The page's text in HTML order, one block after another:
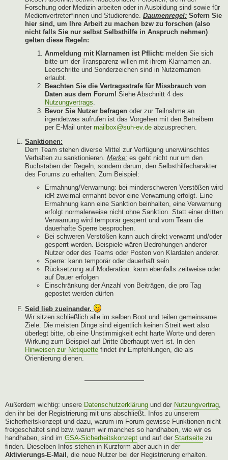
Forschung oder Medizin arbeiten oder in Ausbildung sind sowie für
Medienvertreter*innen und Studierende. Daumenregel: Sofern Sie
hier sind, um Ihre Arbeit zu machen bzw zu forschen (also
nicht falls Sie nur selbst Selbsthilfe in Anspruch nehmen)
gelten diese Regeln:
Anmeldung mit Klarnamen ist Pflicht: melden Sie sich
bitte um der Transparenz willen mit ihrem Klarnamen an.
Leerschritte und Sonderzeichen sind in Nutzernamen
erlaubt.
Beachten Sie die Vertragsstrafe für Missbrauch von
Daten aus dem Forum! Siehe Abschnitt 4 des
Nutzungvertrags.
Bevor Sie Nutzer befragen oder zur Teilnahme an
irgendetwas aufrufen ist das Vorgehen mit den Betreibern
per E-Mail unter mailbox@suh-ev.de abzusprechen.
Sanktionen:
Dem Team stehen diverse Mittel zur Verfügung unerwünschtes
Verhalten zu sanktionieren. Merke: es geht nicht nur um den
Buchstaben der Regeln, sondern darum, den Selbsthilfecharakter
des Forums zu erhalten. Zum Beispiel:
Ermahnung/Verwarnung: bei minderschweren Verstößen wird
idR zweimal ermahnt bevor eine Verwarnung erfolgt. Eine
Ermahnung kann eine Sanktion beinhalten, eine Verwarnung
erfolgt normalerweise nicht ohne Sanktion. Statt einer dritten
Verwarnung wird temporär gesperrt und vom Team die
dauerhafte Sperre besprochen.
Bei schweren Verstößen kann auch direkt verwarnt und/oder
gesperrt werden. Beispiele wären Bedrohungen anderer
Nutzer oder des Teams oder Posten von Klardaten anderer.
Sperre: kann temporär oder dauerhaft sein
Rücksetzung auf Moderation: kann ebenfalls zeitweise oder
auf Dauer erfolgen
Einschränkung der Anzahl von Beiträgen, die pro Tag
gepostet werden dürfen
Seid lieb zueinander.
Wir sitzen schließlich alle im selben Boot und teilen gemeinsame
Ziele. Die meisten Dinge sind eigentlich keinen Streit wert also
überlegt bitte, ob eine Unstimmigkeit echt harte Worte und deren
Wirkung zum Beispiel auf Dritte überhaupt wert ist. In den
Hinweisen zur Netiquette findet ihr Empfehlungen, die als
Orientierung dienen.
—————————
Außerdem wichtig: unsere Datenschutzerklärung und der Nutzungvertrag,
den ihr bei der Registrierung mit uns abschließt. Infos zu unserem
Sicherheitskonzept und dazu, warum im Forum gewisse Funktionen nicht
freigeschaltet sind bzw. warum wir manches so handhaben, wie wir es
handhaben, sind im GSA-Sicherheitskonzept und auf der Startseite zu
finden. Dieselben Infos stehen in Kurzform aber auch in der
Aktivierungs-E-Mail , die neue Nutzer bei der Registrierung erhalten.